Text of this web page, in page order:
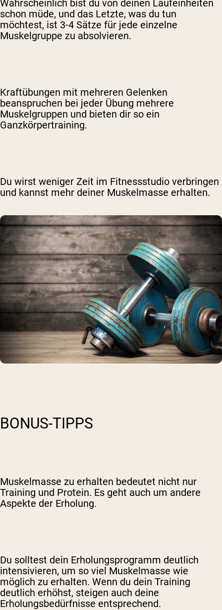
Wahrscheinlich bist du von deinen Laufeinheiten
schon müde, und das Letzte, was du tun
möchtest, ist 3-4 Sätze für jede einzelne
Muskelgruppe zu absolvieren.
Kraftübungen mit mehreren Gelenken
beanspruchen bei jeder Übung mehrere
Muskelgruppen und bieten dir so ein
Ganzkörpertraining.
Du wirst weniger Zeit im Fitnessstudio verbringen
und kannst mehr deiner Muskelmasse erhalten.
BONUS-TIPPS
Muskelmasse zu erhalten bedeutet nicht nur
Training und Protein. Es geht auch um andere
Aspekte der Erholung.
Du solltest dein Erholungsprogramm deutlich
intensivieren, um so viel Muskelmasse wie
möglich zu erhalten. Wenn du dein Training
deutlich erhöhst, steigen auch deine
Erholungsbedürfnisse entsprechend.